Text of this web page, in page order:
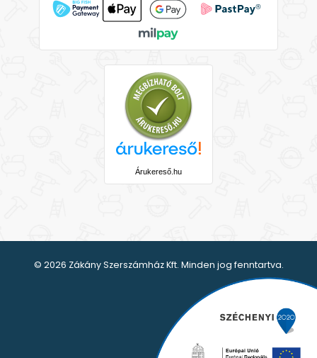
Árukereső.hu
© 2026 Zákány Szerszámház Kft. Minden jog fenntartva.